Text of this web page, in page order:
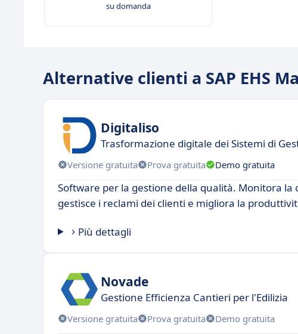
su domanda
Alternative clienti a SAP EHS
Digitaliso
Trasformazione digitale dei Sistemi di
Versione gratuita Prova gratuita Demo gratuita
Software per la gestione della qualità. Monitora la
gestisce i reclami dei clienti e migliora la
Più dettagli
Novade
Gestione Efficienza Cantieri per l'Edilizia
Versione gratuita Prova gratuita Demo gratuita